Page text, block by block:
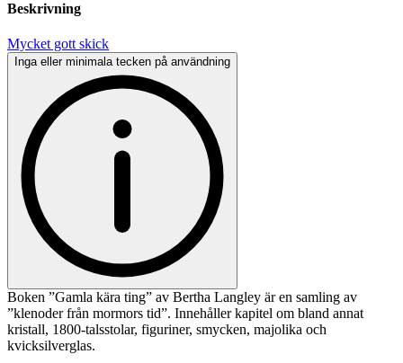
Beskrivning
Mycket gott skick
Inga eller minimala tecken på användning
Boken ”Gamla kära ting” av Bertha Langley är en samling av
”klenoder från mormors tid”. Innehåller kapitel om bland annat
kristall, 1800-talsstolar, figuriner, smycken, majolika och
kvicksilverglas.